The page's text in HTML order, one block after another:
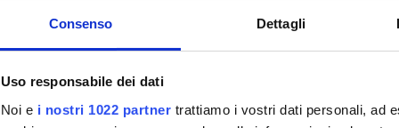
Consenso Dettagli
Uso responsabile dei dati
Noi e i nostri 1022 partner trattiamo i vostri dati personali, ad
Paolo Bernardi Tecnico-